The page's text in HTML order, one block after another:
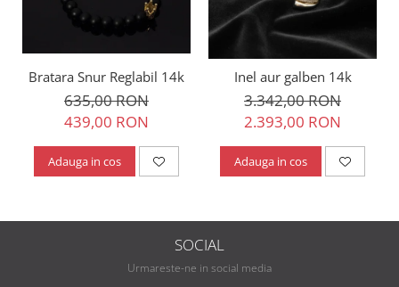
Bratara Snur Reglabil 14k
635,00 RON
439,00 RON
Adauga in cos
Inel aur galben 14k
3.342,00 RON
2.393,00 RON
Adauga in cos
SOCIAL
Urmareste-ne in social media